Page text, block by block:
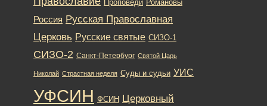
Проповеди Романовы
Россия Русская Православная
Церковь Русские святые СИЗО-1
СИЗО-2 Санкт-Петербург Святой Царь
Николай Страстная неделя Суды и судьи УИС
УФСИН ФСИН Церковный